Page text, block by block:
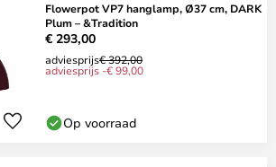
Flowerpot VP7 hanglamp, Ø37 cm, DARK
Plum – &Tradition
€ 293,00
adviesprijs€ 392,00
adviesprijs -€ 99,00
Op voorraad